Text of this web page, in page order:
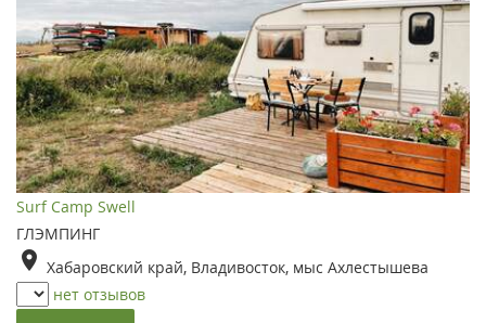
Surf Camp Swell
ГЛЭМПИНГ
Хабаровский край, Владивосток, мыс Ахлестышева
нет отзывов